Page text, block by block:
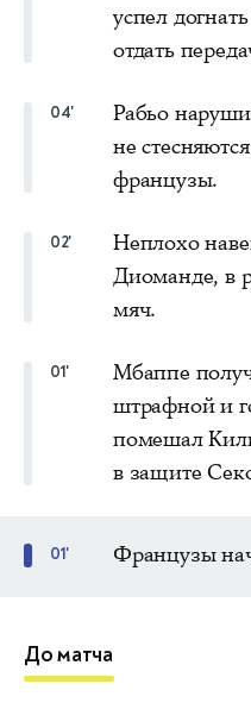
успел
отдать
04'
Рабьо
не
французы.
02'
Неплохо
Диоманде, в
мяч.
01'
Мбаппе
штрафной и
помешал
в защите
01' Французы
До матча